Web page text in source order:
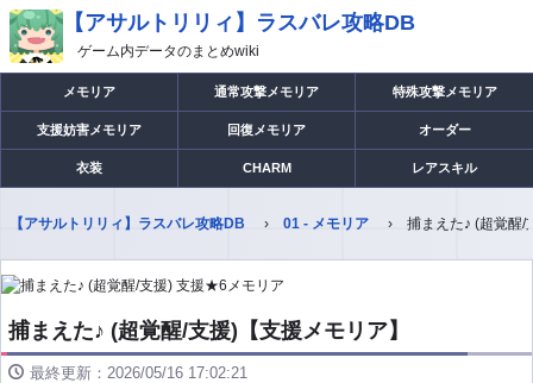
【アサルトリリィ】ラスバレ攻略DB
ゲーム内データのまとめwiki
メモリア 通常攻撃メモリア 特殊攻撃メモリア
支援妨害メモリア 回復メモリア オーダー
衣装 CHARM レアスキル
【アサルトリリィ】ラスバレ攻略DB 01 - メモリア 捕まえた♪ (超覚醒/
捕まえた♪ (超覚醒/支援)【支援メモリア】
最終更新：2026/05/16 17:02:21